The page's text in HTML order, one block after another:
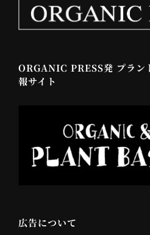
ORGANIC PRESS発 プラン
報サイト
広告について